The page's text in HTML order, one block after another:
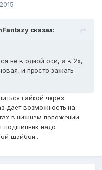
сказал:
не в одной оси, а в 2х,
и просто зажать
гайкой через
дает возможность на
в нижнем положении
подшипник надо
шайбой..